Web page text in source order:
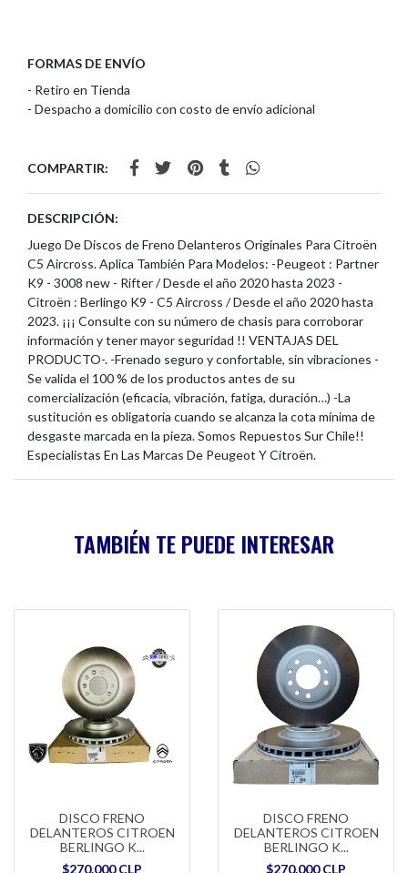
FORMAS DE ENVÍO
- Retiro en Tienda
- Despacho a domicilio con costo de envío adicional
COMPARTIR:
DESCRIPCIÓN:
Juego De Discos de Freno Delanteros Originales Para Citroën
C5 Aircross. Aplica También Para Modelos: -Peugeot : Partner
K9 - 3008 new - Rifter / Desde el año 2020 hasta 2023 -
Citroën : Berlingo K9 - C5 Aircross / Desde el año 2020 hasta
2023. ¡¡¡ Consulte con su número de chasis para corroborar
información y tener mayor seguridad !! VENTAJAS DEL
PRODUCTO-. -Frenado seguro y confortable, sin vibraciones -
Se valida el 100 % de los productos antes de su
comercialización (eficacia, vibración, fatiga, duración…) -La
sustitución es obligatoria cuando se alcanza la cota mínima de
desgaste marcada en la pieza. Somos Repuestos Sur Chile!!
Especialistas En Las Marcas De Peugeot Y Citroën.
TAMBIÉN TE PUEDE INTERESAR
DISCO FRENO
DELANTEROS CITROEN
BERLINGO K...
$270.000 CLP
DISCO FRENO
DELANTEROS CITROEN
BERLINGO K...
$270.000 CLP